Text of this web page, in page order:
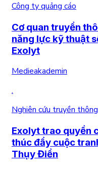
Công ty quảng cáo
Cơ quan truyền
năng lực kỹ thuật
Exolyt
Medieakademin
.
Nghiên cứu truyền
Exolyt trao quyền
thúc đẩy cuộc
Thụy Điển